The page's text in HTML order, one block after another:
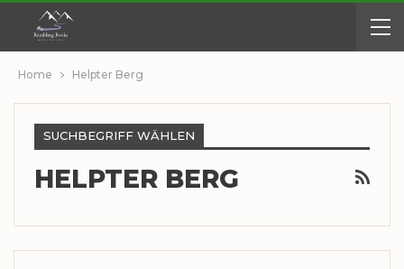
Home Helpter Berg
SUCHBEGRIFF WÄHLEN
HELPTER BERG